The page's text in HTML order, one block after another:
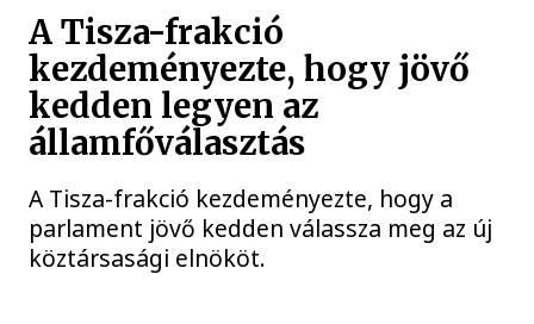
A Tisza-frakció
kezdeményezte, hogy jövő
kedden legyen az
államfőválasztás
A Tisza-frakció kezdeményezte, hogy a
parlament jövő kedden válassza meg az új
köztársasági elnököt.